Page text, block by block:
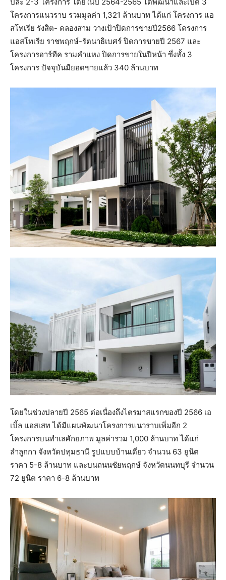
โครงการแนวราบ รวมมูลค่า 1,321 ล้านบาท ได้แก่ โครงการ แอ
สโทเรีย รังสิต- คลองสาม วางเป้าปิดการขายปี2566 โครงการ
แอสโทเรีย ราชพฤกษ์-รัตนาธิเบศร์ ปิดการขายปี 2567 และ
โครงการอาร์ทีค รามคำแหง ปิดการขายในปีหน้า ซึ่งทั้ง 3
โครงการ ปัจจุบันมียอดขายแล้ว 340 ล้านบาท
โดยในช่วงปลายปี 2565 ต่อเนื่องถึงไตรมาสแรกของปี 2566 เอ
เบิ้ล แอสเสท ได้มีแผนพัฒนาโครงการแนวราบเพิ่มอีก 2
โครงการบนทำเลศักยภาพ มูลค่ารวม 1,000 ล้านบาท ได้แก่
ลำลูกกา จังหวัดปทุมธานี รูปแบบบ้านเดี่ยว จำนวน 63 ยูนิต
ราคา 5-8 ล้านบาท และบนถนนชัยพฤกษ์ จังหวัดนนทบุรี จำนวน
72 ยูนิต ราคา 6-8 ล้านบาท